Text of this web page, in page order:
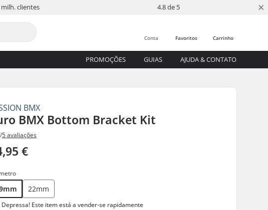
milh. clientes 4.8 de 5 ×
Carrinho
Favoritos
Conta
PROMOÇÕES GUIAS AJUDA & CONTATO
BMX
BMX Bottom Bracket Kit
5 avaliações
€
22mm
Depressa! Este item está avender-se rapidamente